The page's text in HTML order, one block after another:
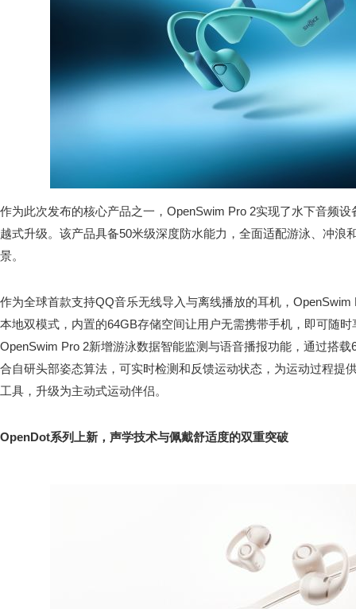
作为此次发布的核心产品之一，OpenSwim Pro 2实现了水下音频设
越式升级。该产品具备50米级深度防水能力，全面适配游泳、冲浪
景。
作为全球首款支持QQ音乐无线导入与离线播放的耳机，
本地双模式，内置的64GB存储空间让用户无需携带手机，即可随
OpenSwim Pro 2新增游泳数据智能监测与语音播报功能，通过搭
合自研头部姿态算法，可实时检测和反馈运动状态，为运动过程提
工具，升级为主动式运动伴侣。
OpenDot系列上新，声学技术与佩戴舒适度的双重突破